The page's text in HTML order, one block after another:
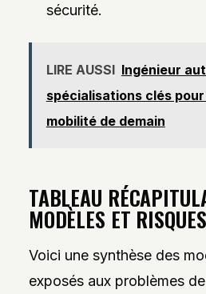
sécurité.
LIRE AUSSI Ingénieur
spécialisations clés
mobilité de demain
TABLEAU
MODÈLES ET
Voici une synthèse des
exposés aux problèmes